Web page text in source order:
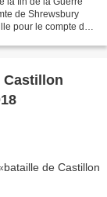
de Shrewsbury
pour le compte des
Castillon